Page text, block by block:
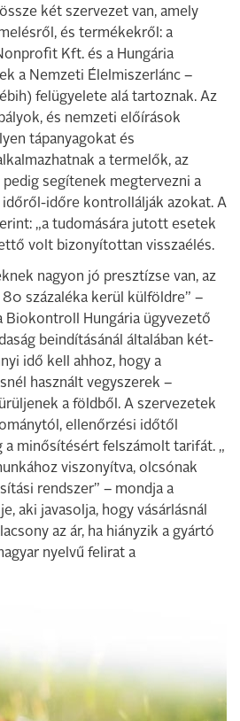
két szervezet van, amely
és termékekről: a
Kft. és a Hungária
a Nemzeti Élelmiszerlánc –
felügyelete alá tartoznak. Az
és nemzeti előírások
tápanyagokat és
a termelők, az
segítenek megtervezni a
időről-időre kontrollálják azokat. A
„a tudomására jutott esetek
volt bizonyítottan visszaélés.
nagyon jó presztízse van, az
százaléka kerül külföldre” –
Biokontroll Hungária ügyvezető
beindításánál általában két-
idő kell ahhoz, hogy a
használt vegyszerek –
a földből. A szervezetek
ellenőrzési időtől
a minősítésért felszámolt tarifát. „
viszonyítva, olcsónak
rendszer” – mondja a
aki javasolja, hogy vásárlásnál
az ár, ha hiányzik a gyártó
nyelvű felirat a